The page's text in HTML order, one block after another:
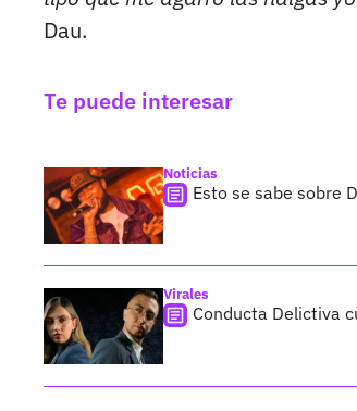
Dau.
Te puede interesar
Noticias
Esto se sabe sobre
Virales
Conducta Delictiva